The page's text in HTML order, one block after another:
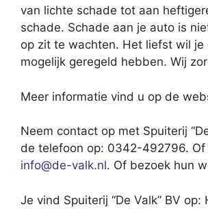
van lichte schade tot aan
schade. Schade aan je auto is
op zit te wachten. Het liefst wil je
mogelijk geregeld hebben. Wij
Meer informatie vind u op de
Neem contact op met Spuiterij
de telefoon op: 0342-492796. Of
info@de-valk.nl. Of bezoek hun
Je vind Spuiterij “De Valk” BV